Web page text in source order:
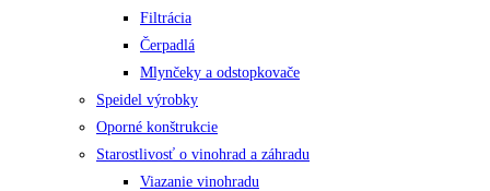
Filtrácia
Čerpadlá
Mlynčeky a odstopkovače
Speidel výrobky
Oporné konštrukcie
Starostlivosť o vinohrad a záhradu
Viazanie vinohradu